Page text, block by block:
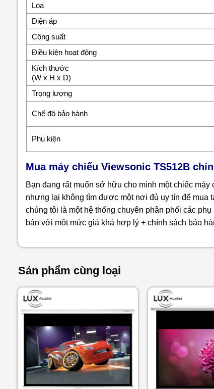
Loa
Điện áp
Công suất
Điều kiện hoạt động
Kích thước
(W x H x D)
Trọng lượng
Chế độ bảo hành
Phụ kiện
Mua máy chiếu Viewsonic TS512B
Bạn đang rất muốn sở hữu cho mình một chiếc
nhưng lại không tìm được một nơi đủ uy tín để mua
chúng tôi là một hệ thống chuyên phân phối các
bán với một mức giá khá hợp lý + chính sách bảo
Sản phẩm cùng loại